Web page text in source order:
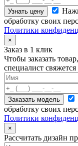
обработку своих
Политики
×
Заказ в 1 клик
Чтобы заказать
специалист
обработку своих
Политики
×
Рассчитать дизайн